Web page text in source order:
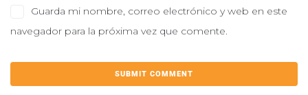
Guarda mi nombre, correo electrónico y web en este
navegador para la próxima vez que comente.